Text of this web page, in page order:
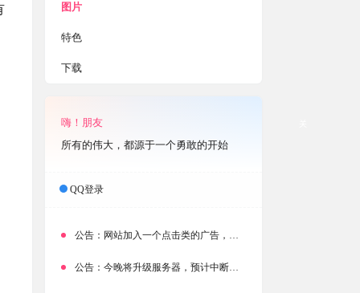
图片
特色
下载
嗨！朋友
所有的伟大，都源于一个勇敢的开始
QQ登录
公告： 网站加入一个点击类的广告，大家点击下载按钮需要注意
公告： 今晚将升级服务器，预计中断时常为1分钟